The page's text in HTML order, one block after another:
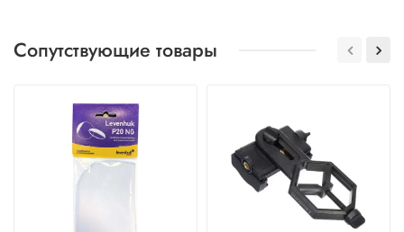
Сопутствующие товары